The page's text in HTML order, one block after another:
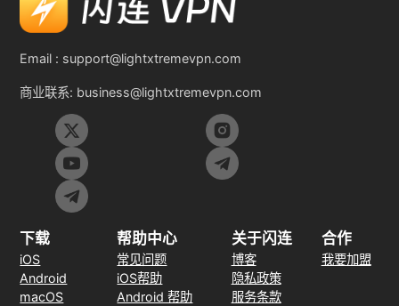
Email : support@lightxtremevpn.com
商业联系: business@lightxtremevpn.com
下载
iOS
Android
macOS
帮助中心
常见问题
iOS帮助
Android 帮助
关于闪连
博客
隐私政策
服务条款
合作
我要加盟